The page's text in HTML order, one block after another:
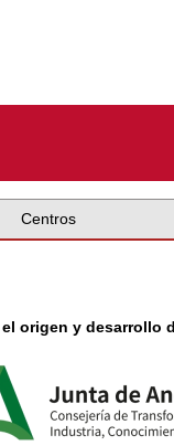
Centros
origen y desarrollo